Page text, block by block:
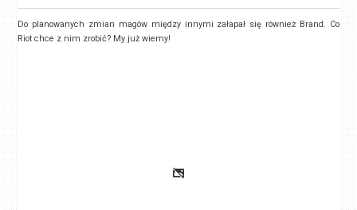
Do planowanych zmian magów między innymi załapał się również Brand. Co
Riot chce z nim zrobić? My już wiemy!